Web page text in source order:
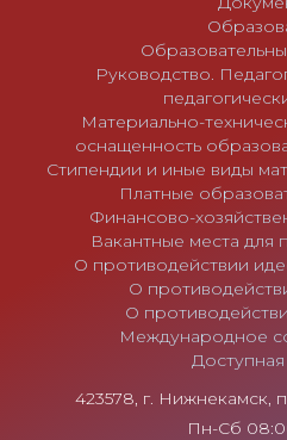
Руководство.
Материально-
оснащенность
Стипендии и иные виды
Платные
Финансово-
Вакантные места для
О противодействии
О
О
Международное
423578, г. Нижнекамск,
Пн-Сб